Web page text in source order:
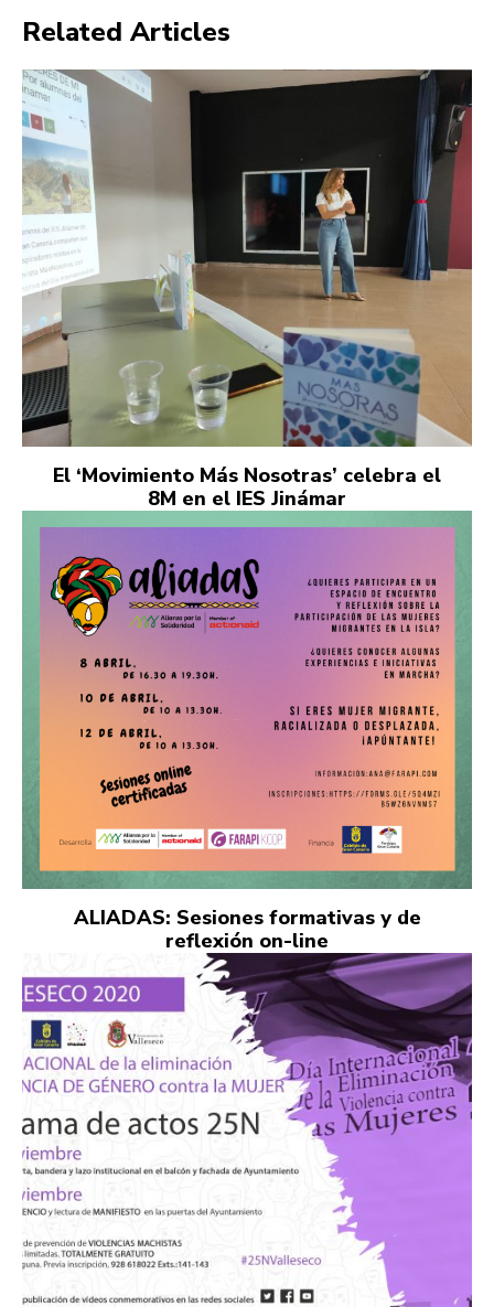
Related Articles
El ‘Movimiento Más Nosotras’ celebra el
8M en el IES Jinámar
ALIADAS: Sesiones formativas y de
reflexión on-line